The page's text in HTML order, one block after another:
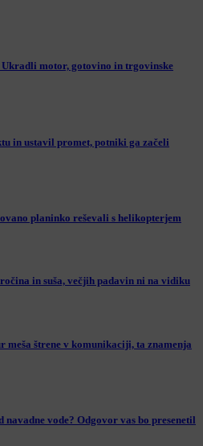
motor, gotovino in trgovinske
in ustavil promet, potniki ga začeli
planinko reševali s helikopterjem
in suša, večjih padavin ni na vidiku
meša štrene v komunikaciji, ta znamenja
vode? Odgovor vas bo presenetil